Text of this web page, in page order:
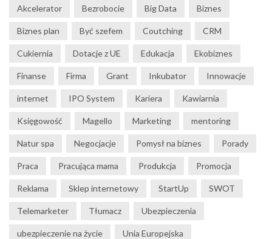
Akcelerator Bezrobocie Big Data Biznes
Biznes plan Być szefem Coutching CRM
Cukiernia Dotacje z UE Edukacja Ekobiznes
Finanse Firma Grant Inkubator Innowacje
internet IPO System Kariera Kawiarnia
Księgowość Magello Marketing mentoring
Natur spa Negocjacje Pomysł na biznes Porady
Praca Pracująca mama Produkcja Promocja
Reklama Sklep internetowy StartUp SWOT
Telemarketer Tłumacz Ubezpieczenia
ubezpieczenie na życie Unia Europejska